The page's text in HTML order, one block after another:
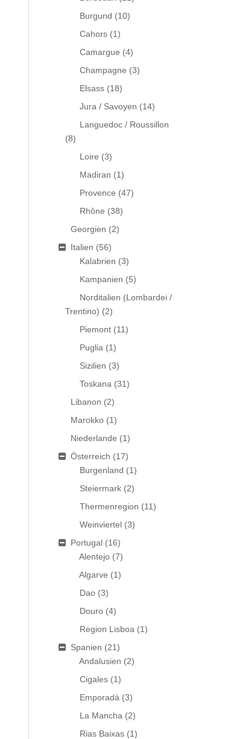
Burgund (10)
Cahors (1)
Camargue (4)
Champagne (3)
Elsass (18)
Jura / Savoyen (14)
Languedoc / Roussillon
(8)
Loire (3)
Madiran (1)
Provence (47)
Rhône (38)
Georgien (2)
Italien (56)
Kalabrien (3)
Kampanien (5)
Norditalien (Lombardei /
Trentino) (2)
Piemont (11)
Puglia (1)
Sizilien (3)
Toskana (31)
Libanon (2)
Marokko (1)
Niederlande (1)
Österreich (17)
Burgenland (1)
Steiermark (2)
Thermenregion (11)
Weinviertel (3)
Portugal (16)
Alentejo (7)
Algarve (1)
Dao (3)
Douro (4)
Region Lisboa (1)
Spanien (21)
Andalusien (2)
Cigales (1)
Emporadà (3)
La Mancha (2)
Rias Baixas (1)